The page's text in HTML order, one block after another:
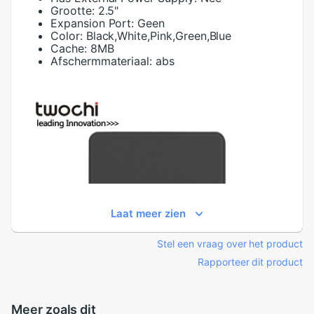
Grootte: 2.5"
Expansion Port: Geen
Color: Black,White,Pink,Green,Blue
Cache: 8MB
Afschermmateriaal: abs
Laat meer zien
Stel een vraag over het product
Rapporteer dit product
Meer zoals dit